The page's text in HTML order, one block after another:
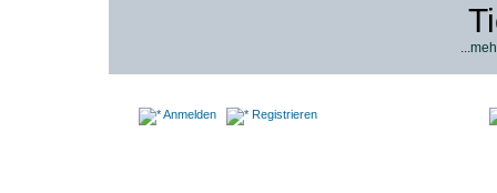
Anmelden Registrieren